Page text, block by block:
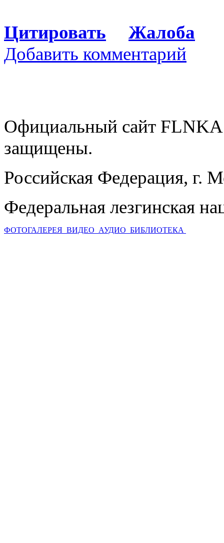
Цитировать
Жалоба
Добавить комментарий
Официальный сайт
защищены.
Российская Федерация, г.
Федеральная лезгинская
ФОТОГАЛЕРЕЯ ВИДЕО АУДИО БИБЛИОТЕКА